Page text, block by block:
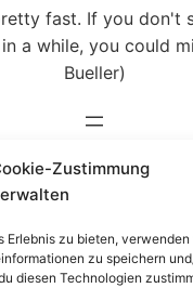
Zustimmung
Erlebnis zu bieten,
zu speichern
diesen Technologien
fast. If you don't
a while, you could
Bueller)